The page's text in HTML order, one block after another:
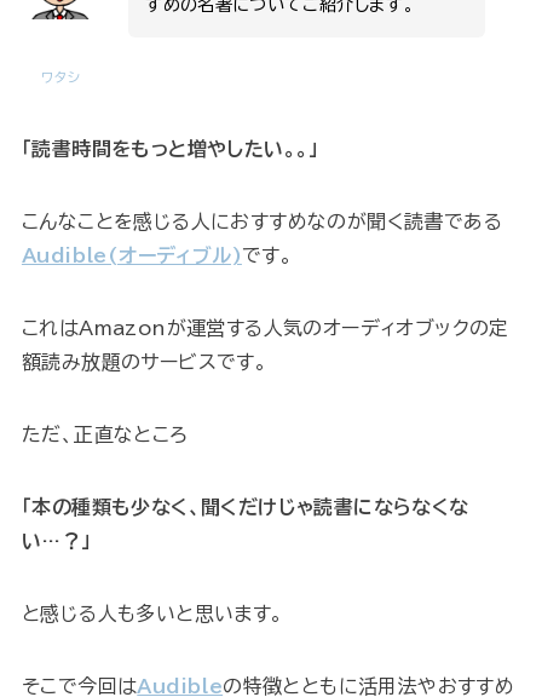
ワタシ
すめの名著についてご紹介します。
「読書時間をもっと増やしたい。。」
こんなことを感じる人におすすめなのが聞く読書である
Audible(オーディブル)です。
これはAmazonが運営する人気のオーディオブックの定
額読み放題のサービスです。
ただ、正直なところ
「本の種類も少なく、聞くだけじゃ読書にならなくな
い…？」
と感じる人も多いと思います。
そこで今回はAudibleの特徴とともに活用法やおすすめ